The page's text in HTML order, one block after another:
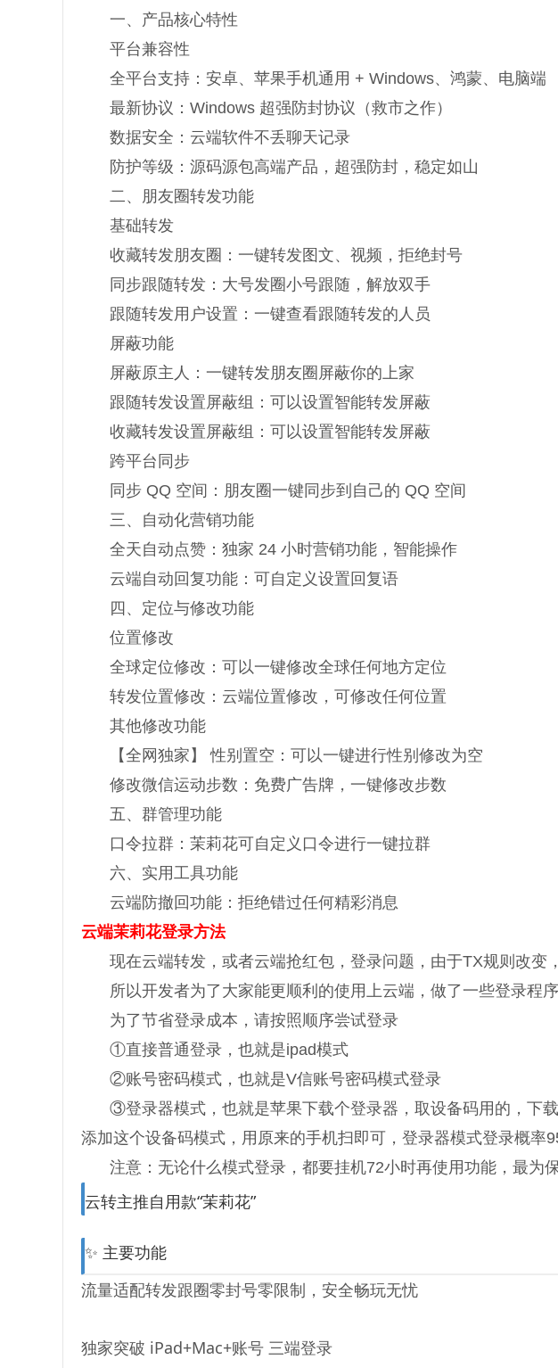
一、产品核心特性
平台兼容性
全平台支持：安卓、苹果手机通用 + Windows、鸿蒙、电脑端
最新协议：Windows 超强防封协议（救市之作）
数据安全：云端软件不丢聊天记录
防护等级：源码源包高端产品，超强防封，稳定如山
二、朋友圈转发功能
基础转发
收藏转发朋友圈：一键转发图文、视频，拒绝封号
同步跟随转发：大号发圈小号跟随，解放双手
跟随转发用户设置：一键查看跟随转发的人员
屏蔽功能
屏蔽原主人：一键转发朋友圈屏蔽你的上家
跟随转发设置屏蔽组：可以设置智能转发屏蔽
收藏转发设置屏蔽组：可以设置智能转发屏蔽
跨平台同步
同步 QQ 空间：朋友圈一键同步到自己的 QQ 空间
三、自动化营销功能
全天自动点赞：独家 24 小时营销功能，智能操作
云端自动回复功能：可自定义设置回复语
四、定位与修改功能
位置修改
全球定位修改：可以一键修改全球任何地方定位
转发位置修改：云端位置修改，可修改任何位置
其他修改功能
【全网独家】 性别置空：可以一键进行性别修改为空
修改微信运动步数：免费广告牌，一键修改步数
五、群管理功能
口令拉群：茉莉花可自定义口令进行一键拉群
六、实用工具功能
云端防撤回功能：拒绝错过任何精彩消息
云端茉莉花登录方法
现在云端转发，或者云端抢红包，登录问题，由于TX规则改变
所以开发者为了大家能更顺利的使用上云端，做了一些登录程
为了节省登录成本，请按照顺序尝试登录
①直接普通登录，也就是ipad模式
②账号密码模式，也就是V信账号密码模式登录
③登录器模式，也就是苹果下载个登录器，取设备码用的，下
添加这个设备码模式，用原来的手机扫即可，登录器模式登录概率
注意：无论什么模式登录，都要挂机72小时再使用功能，最为
云转主推自用款“茉莉花”
✨ 主要功能
流量适配转发跟圈零封号零限制，安全畅玩无忧
独家突破 iPad+Mac+账号 三端登录